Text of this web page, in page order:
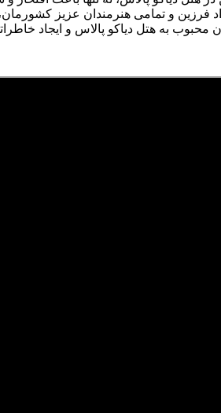
فرزین و تمامی هنرمندان عزیز
محبوب به هتل دیاکو پالاس و ایجاد